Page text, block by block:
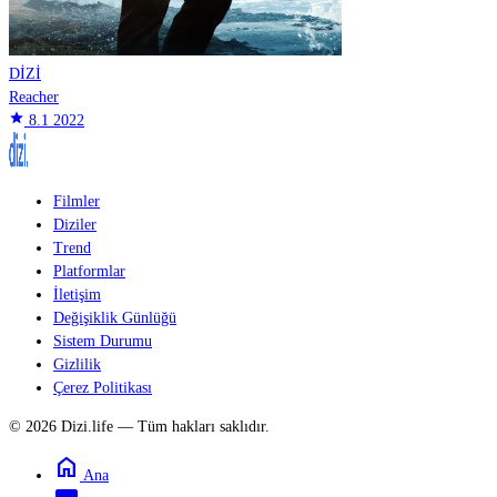
DİZİ
Reacher
star 8.1 2022
Filmler
Diziler
Trend
Platformlar
İletişim
Değişiklik Günlüğü
Sistem Durumu
Gizlilik
Çerez Politikası
© 2026 Dizi.life — Tüm hakları saklıdır.
home Ana